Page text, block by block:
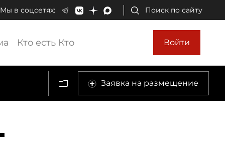
Мы в соцсетях: Поиск по сайту
Кто есть Кто Войти
Заявка на размещение